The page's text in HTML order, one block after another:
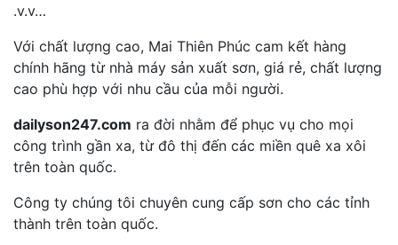
.v.v…
Với chất lượng cao, Mai Thiên Phúc cam kết hàng
chính hãng từ nhà máy sản xuất sơn, giá rẻ, chất lượng
cao phù hợp với nhu cầu của mỗi người.
dailyson247.com ra đời nhằm để phục vụ cho mọi
công trình gần xa, từ đô thị đến các miền quê xa xôi
trên toàn quốc.
Công ty chúng tôi chuyên cung cấp sơn cho các tỉnh
thành trên toàn quốc.